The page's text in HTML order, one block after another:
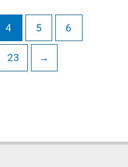
4 5 6
23 →